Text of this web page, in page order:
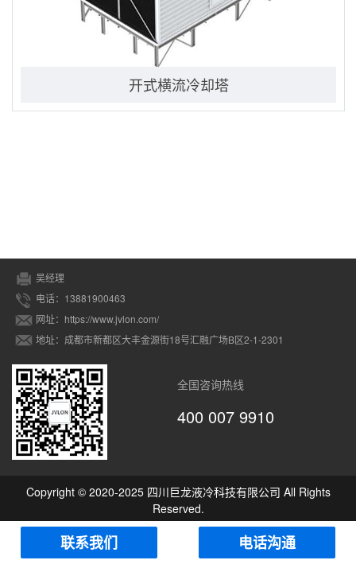
开式横流冷却塔
吴经理
电话：13881900463
网址：https://www.jvlon.com/
地址：成都市新都区大丰金源街18号汇融广场B区2-1-2301
全国咨询热线
400 007 9910
联系我们 电话沟通
Copyright © 2020-2025 四川巨龙液冷科技有限公司 All Rights
Reserved.